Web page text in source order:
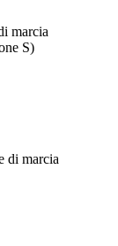
marcia
S)
di marcia